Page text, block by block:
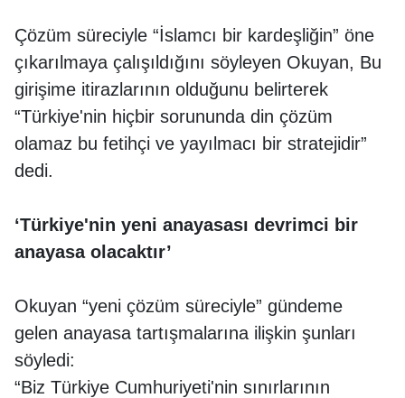
Çözüm süreciyle “İslamcı bir kardeşliğin” öne
çıkarılmaya çalışıldığını söyleyen Okuyan, Bu
girişime itirazlarının olduğunu belirterek
“Türkiye'nin hiçbir sorununda din çözüm
olamaz bu fetihçi ve yayılmacı bir stratejidir”
dedi.
‘Türkiye'nin yeni anayasası devrimci bir
anayasa olacaktır’
Okuyan “yeni çözüm süreciyle” gündeme
gelen anayasa tartışmalarına ilişkin şunları
söyledi:
“Biz Türkiye Cumhuriyeti'nin sınırlarının